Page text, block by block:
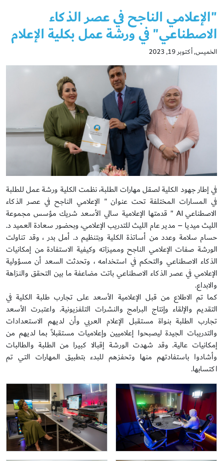
"الإعلامي الناجح في عصر الذكاء
الاصطناعي" في ورشة عمل بكلية الإعلام
الخميس, أكتوبر 19, 2023
في إطار جهود الكلية لصقل مهارات الطلبة، نظمت الكلية ورشة عمل للطلبة
في المسارات المختلفة تحت عنوان " الإعلامي الناجح في عصر الذكاء
الاصطناعي AI " قدمتها الإعلامية سالي الأسعد شريك مؤسس مجموعة
الليث ميديا – مدير عام الليث للتدريب الإعلامي، وبحضور سعادة العميد د.
حسام سلامة وعدد من أساتذة الكلية وبتنظيم د. أمل بدر ، وقد تناولت
الورشة صفات الإعلامي الناجح ومميزاته وكيفية الاستفادة من إمكانيات
الذكاء الاصطناعي والتحكم في استخدامه ، وتحدثت السعد أن مسؤولية
الإعلامي في عصر الذكاء الاصطناعي باتت مضاعفة ما بين التحقق والنزاهة
والابداع.
كما تم الاطلاع من قبل الإعلامية الأسعد على تجارب طلبة الكلية في
التقديم والإلقاء وإنتاج البرامج والنشرات التلفزيونية. واعتبرت الأسعد
تجارب الطلبة بنواة مستقبل الإعلام العربي وأن لديهم الاستعدادات
والتدريبات الجيدة ليصبحوا إعلاميين وإعلاميات مستقبلاً بما لديهم من
إمكانيات عالية. وقد شهدت الورشة إقبالا كبيرا من الطلبة والطالبات
وأشادوا باستفادتهم منها وتحفزهم للبدء بتطبيق المهارات التي تم
اكتسابها.